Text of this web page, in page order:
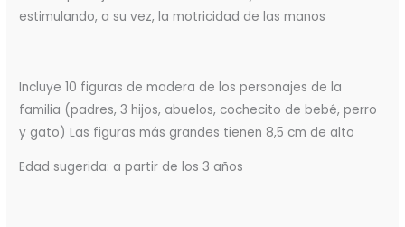
estimulando, a su vez, la motricidad de las manos
Incluye 10 figuras de madera de los personajes de la
familia (padres, 3 hijos, abuelos, cochecito de bebé, perro
y gato) Las figuras más grandes tienen 8,5 cm de alto
Edad sugerida: a partir de los 3 años